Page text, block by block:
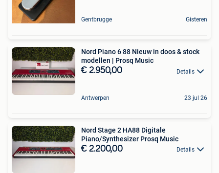
Gentbrugge Gisteren
Nord Piano 6 88 Nieuw in doos & stock
modellen | Prosq Music
€ 2.950,00 Details
Antwerpen 23 jul 26
Nord Stage 2 HA88 Digitale
Piano/Synthesizer Prosq Music
€ 2.200,00 Details